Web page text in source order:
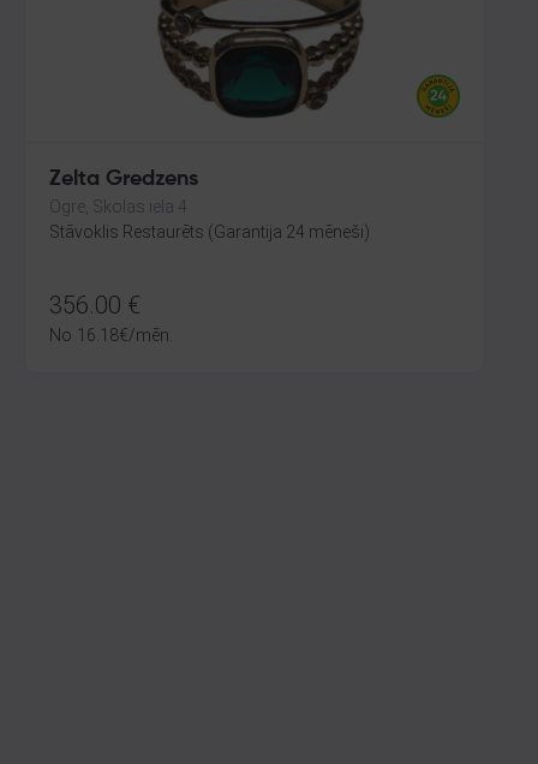
Zelta Gredzens
Ogre, Skolas iela 4
Stāvoklis Restaurēts (Garantija 24 mēneši)
356.00 €
No 16.18€/mēn.